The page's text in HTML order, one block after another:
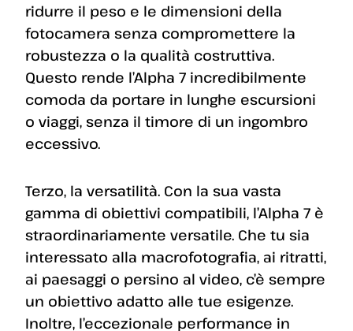
ridurre il peso e le dimensioni della
fotocamera senza compromettere la
robustezza o la qualità costruttiva.
Questo rende l’Alpha 7 incredibilmente
comoda da portare in lunghe escursioni
o viaggi, senza il timore di un ingombro
eccessivo.
Terzo, la versatilità. Con la sua vasta
gamma di obiettivi compatibili, l’Alpha 7 è
straordinariamente versatile. Che tu sia
interessato alla macrofotografia, ai ritratti,
ai paesaggi o persino al video, c’è sempre
un obiettivo adatto alle tue esigenze.
Inoltre, l’eccezionale performance in